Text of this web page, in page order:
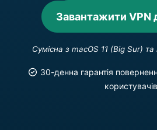
Завантажити VPN
Сумісна з macOS 11 (Big Sur)
30-денна гарантія
користувачів